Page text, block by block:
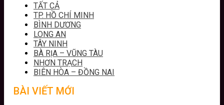
TẤT CẢ
TP. HỒ CHÍ MINH
BÌNH DƯƠNG
LONG AN
TÂY NINH
BÀ RỊA – VŨNG TÀU
NHƠN TRẠCH
BIÊN HÒA – ĐỒNG NAI
BÀI VIẾT MỚI